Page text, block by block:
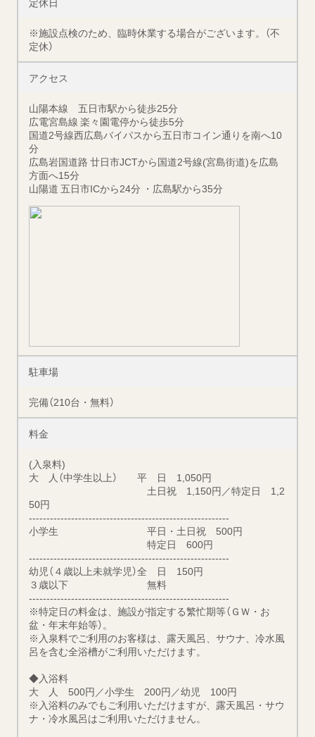
※施設点検のため、臨時休業する場合がございます。（不
定休）
アクセス
山陽本線 五日市駅から徒歩25分
広電宮島線 楽々園電停から徒歩5分
国道2号線西広島バイパスから五日市コイン通りを南へ10
分
広島岩国道路 廿日市JCTから国道2号線(宮島街道)を広島
方面へ15分
山陽道 五日市ICから24分 ・広島駅から35分
駐車場
完備（210台・無料）
料金
(入泉料)
大 人（中学生以上） 平 日 1,050円
土日祝 1,150円／特定日 1,2
50円
---------------------------------------------------------
小学生 平日・土日祝 500円
特定日 600円
---------------------------------------------------------
幼児（４歳以上未就学児）全 日 150円
３歳以下 無料
---------------------------------------------------------
※特定日の料金は、施設が指定する繁忙期等（ＧＷ・お
盆・年末年始等）。
※入泉料でご利用のお客様は、露天風呂、サウナ、冷水風
呂を含む全浴槽がご利用いただけます。
◆入浴料
大 人 500円／小学生 200円／幼児 100円
※入浴料のみでもご利用いただけますが、露天風呂・サウ
ナ・冷水風呂はご利用いただけません。